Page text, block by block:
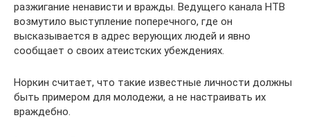
разжигание ненависти и вражды. Ведущего канала НТВ
возмутило выступление поперечного, где он
высказывается в адрес верующих людей и явно
сообщает о своих атеистских убеждениях.
Норкин считает, что такие известные личности должны
быть примером для молодежи, а не настраивать их
враждебно.